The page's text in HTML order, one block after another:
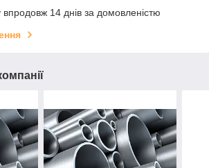
14 днів за домовленістю